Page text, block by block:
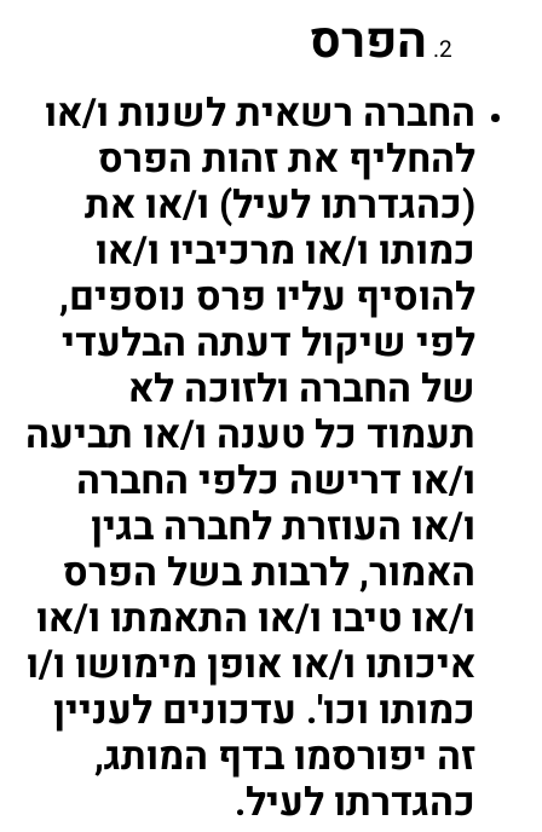
הפרס
החברה רשאית לשנות ו/או
להחליף את זהות הפרס
(כהגדרתו לעיל) ו/או את
כמותו ו/או מרכיביו ו/או
להוסיף עליו פרס נוספים,
לפי שיקול דעתה הבלעדי
של החברה ולזוכה לא
תעמוד כל טענה ו/או תביעה
ו/או דרישה כלפי החברה
ו/או העוזרת לחברה בגין
האמור, לרבות בשל הפרס
ו/או טיבו ו/או התאמתו ו/או
איכותו ו/או אופן מימושו ו/ו
כמותו וכו'. עדכונים לעניין
זה יפורסמו בדף המותג,
כהגדרתו לעיל.